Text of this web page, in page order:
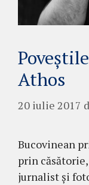
Athos
20 iulie 2017
Bucovinean
prin
jurnalist şi